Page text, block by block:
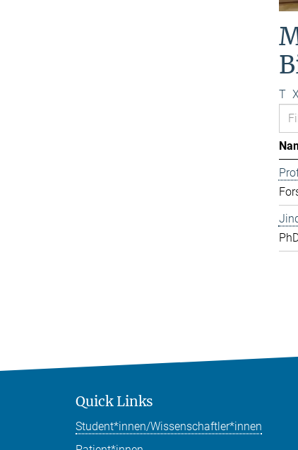
T X
Quick Links
Student*innen/Wissenschaftler*innen